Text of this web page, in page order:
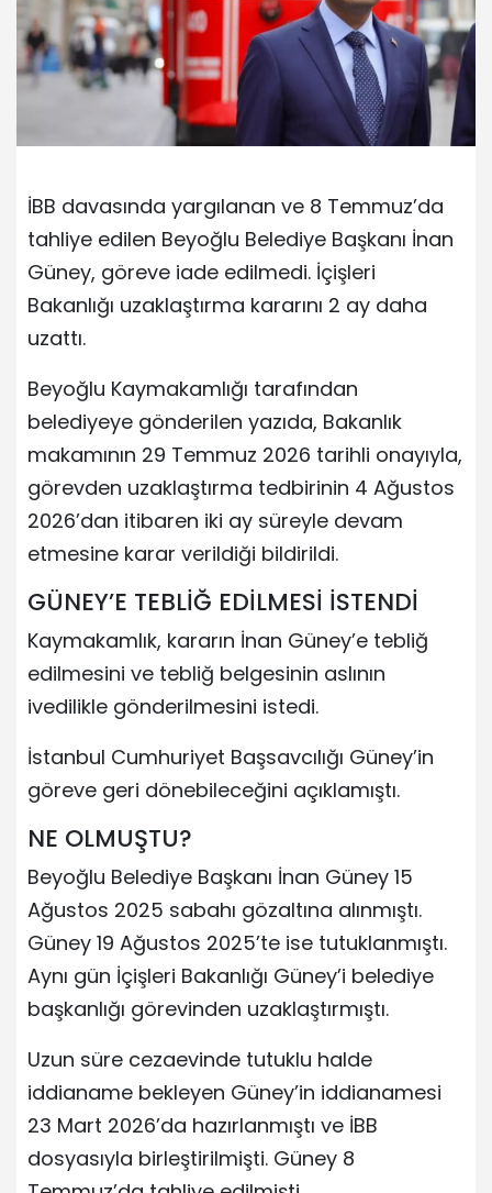
İBB davasında yargılanan ve 8 Temmuz’da
tahliye edilen Beyoğlu Belediye Başkanı İnan
Güney, göreve iade edilmedi. İçişleri
Bakanlığı uzaklaştırma kararını 2 ay daha
uzattı.
Beyoğlu Kaymakamlığı tarafından
belediyeye gönderilen yazıda, Bakanlık
makamının 29 Temmuz 2026 tarihli onayıyla,
görevden uzaklaştırma tedbirinin 4 Ağustos
2026’dan itibaren iki ay süreyle devam
etmesine karar verildiği bildirildi.
GÜNEY’E TEBLİĞ EDİLMESİ İSTENDİ
Kaymakamlık, kararın İnan Güney’e tebliğ
edilmesini ve tebliğ belgesinin aslının
ivedilikle gönderilmesini istedi.
İstanbul Cumhuriyet Başsavcılığı Güney’in
göreve geri dönebileceğini açıklamıştı.
NE OLMUŞTU?
Beyoğlu Belediye Başkanı İnan Güney 15
Ağustos 2025 sabahı gözaltına alınmıştı.
Güney 19 Ağustos 2025’te ise tutuklanmıştı.
Aynı gün İçişleri Bakanlığı Güney’i belediye
başkanlığı görevinden uzaklaştırmıştı.
Uzun süre cezaevinde tutuklu halde
iddianame bekleyen Güney’in iddianamesi
23 Mart 2026’da hazırlanmıştı ve İBB
dosyasıyla birleştirilmişti. Güney 8